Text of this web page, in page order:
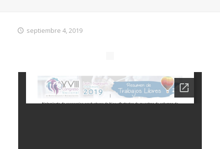
septiembre 4, 2019